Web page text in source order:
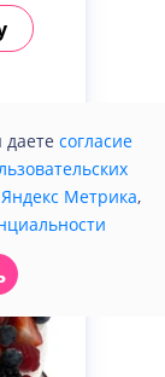
согласие
Метрика,